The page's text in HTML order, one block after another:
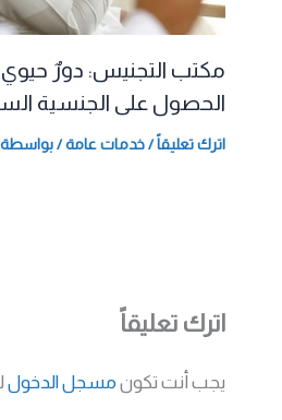
مكتب التجنيس: دورٌ
الحصول على الجنسية
اترك تعليقاً /خدمات عامة/ بواسطة
اترك تعليقاً
يجب أنت تكون مسجل الدخول